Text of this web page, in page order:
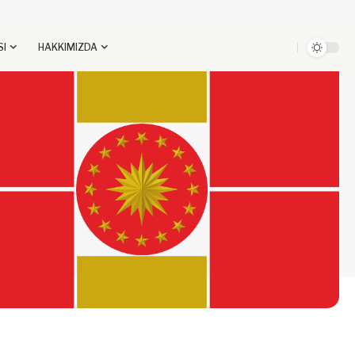
HAKKIMIZDA